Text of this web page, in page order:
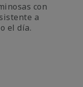
con
a
el día.